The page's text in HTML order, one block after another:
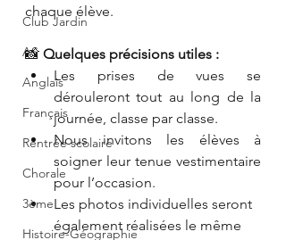
Club Jardin
AS
Anglais
Français
Rentrée scolaire
Chorale
3ème
Histoire-Géographie
chaque élève.
📸 Quelques précisions utiles :
Les prises de vues se
dérouleront tout au long de la
journée, classe par classe.
Nous invitons les élèves à
soigner leur tenue vestimentaire
pour l’occasion.
Les photos individuelles seront
également réalisées le même